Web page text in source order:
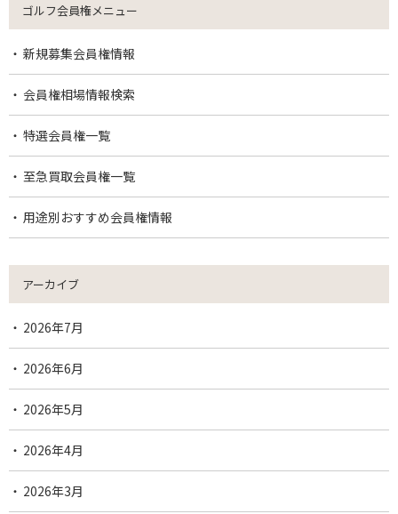
ゴルフ会員権メニュー
新規募集会員権情報
会員権相場情報検索
特選会員権一覧
至急買取会員権一覧
用途別おすすめ会員権情報
アーカイブ
2026年7月
2026年6月
2026年5月
2026年4月
2026年3月